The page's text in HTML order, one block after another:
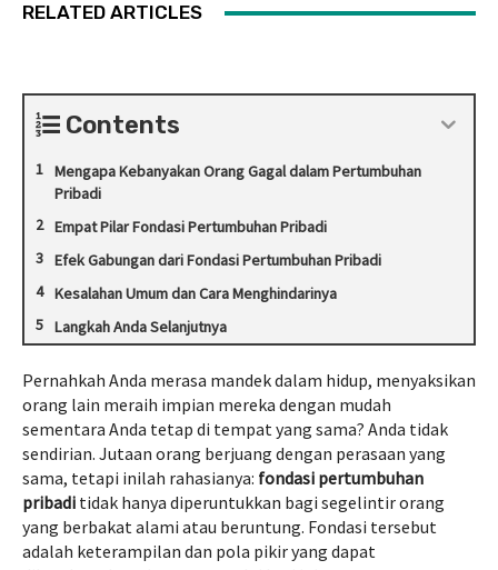
RELATED ARTICLES
Contents
Mengapa Kebanyakan Orang Gagal dalam Pertumbuhan
Pribadi
Empat Pilar Fondasi Pertumbuhan Pribadi
Efek Gabungan dari Fondasi Pertumbuhan Pribadi
Kesalahan Umum dan Cara Menghindarinya
Langkah Anda Selanjutnya
Pernahkah Anda merasa mandek dalam hidup, menyaksikan
orang lain meraih impian mereka dengan mudah
sementara Anda tetap di tempat yang sama? Anda tidak
sendirian. Jutaan orang berjuang dengan perasaan yang
sama, tetapi inilah rahasianya: fondasi pertumbuhan
pribadi tidak hanya diperuntukkan bagi segelintir orang
yang berbakat alami atau beruntung. Fondasi tersebut
adalah keterampilan dan pola pikir yang dapat